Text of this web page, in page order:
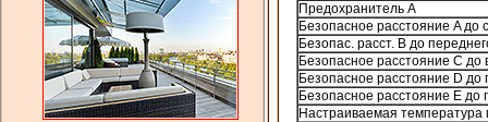
Предохранитель A
Безопасное расстояние A до
Безопас. расст. B до
Безопасное расстояние C до
Безопасное расстояние D до
Безопасное расстояние E до
Настраиваемая температура